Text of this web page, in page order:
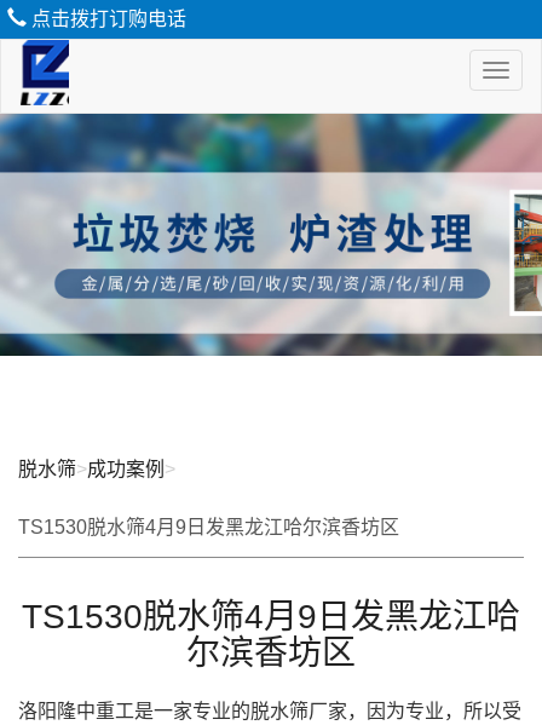
点击拨打订购电话
脱
水
脱水筛>成功案例 >
TS1530脱水筛4月9日发黑龙江哈尔滨香坊区
TS1530脱水筛4月9日发黑龙江哈
尔滨香坊区
洛阳隆中重工是一家专业的脱水筛厂家，因为专业，所以受